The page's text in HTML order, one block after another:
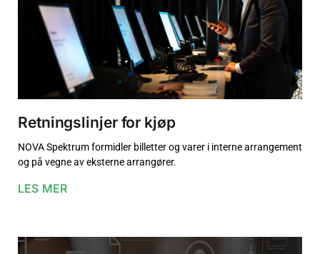
Retningslinjer for kjøp
NOVA Spektrum formidler billetter og varer i interne arrangement
og på vegne av eksterne arrangører.
LES MER